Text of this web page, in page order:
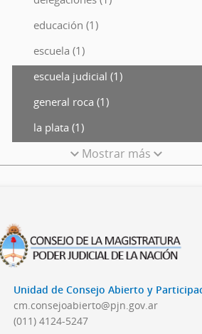
educación (1)
escuela (1)
escuela judicial (1)
general roca (1)
la plata (1)
Mostrar más
Unidad de Consejo Abierto y
cm.consejoabierto@pjn.gov.ar
(011) 4124-5247